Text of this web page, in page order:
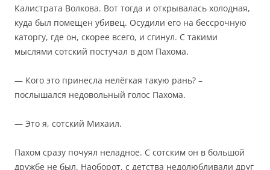
Калистрата Волкова. Вот тогда и открывалась холодная,
куда был помещен убивец. Осудили его на бессрочную
каторгу, где он, скорее всего, и сгинул. С такими
мыслями сотский постучал в дом Пахома.
— Кого это принесла нелёгкая такую рань? –
послышался недовольный голос Пахома.
— Это я, сотский Михаил.
Пахом сразу почуял неладное. С сотским он в большой
дружбе не был. Наоборот, с детства недолюбливали друг